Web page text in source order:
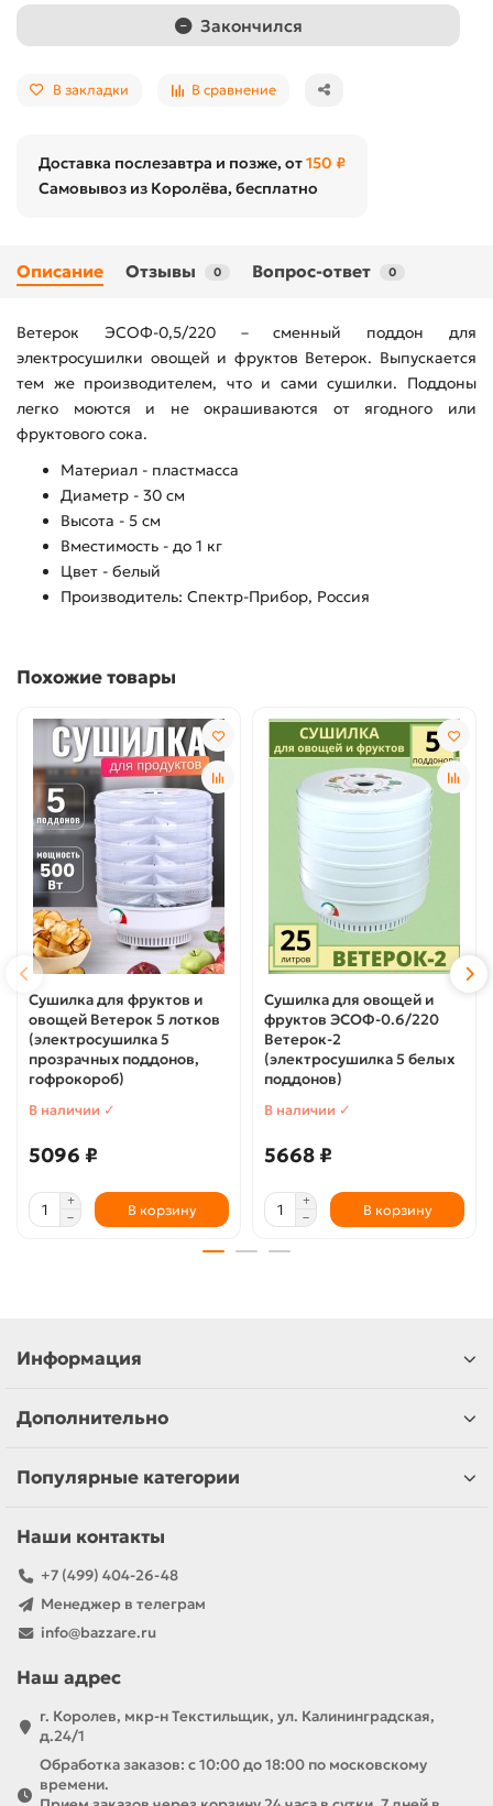
Закончился
В закладки В сравнение
Доставка послезавтра и позже, от150 ₽
Самовывоз из Королёва, бесплатно
Описание Отзывы 0 Вопрос-ответ 0
Ветерок ЭСОФ-0,5/220 – сменный поддон для
электросушилки овощей и фруктов Ветерок. Выпускается
тем же производителем, что и сами сушилки. Поддоны
легко моются и не окрашиваются от ягодного или
фруктового сока.
Материал - пластмасса
Диаметр - 30 см
Высота - 5 см
Вместимость - до 1 кг
Цвет - белый
Производитель: Спектр-Прибор, Россия
Похожие товары
Сушилка для фруктов и
овощей Ветерок 5 лотков
(электросушилка 5
прозрачных поддонов,
гофрокороб)
В наличии ✓
5096 ₽
В корзину
Сушилка для овощей и
фруктов ЭСОФ-0.6/220
Ветерок-2
(электросушилка 5 белых
поддонов)
В наличии ✓
5668 ₽
В корзину
Информация
Дополнительно
Популярные категории
Наши контакты
+7 (499) 404-26-48
Менеджер в телеграм
info@bazzare.ru
Наш адрес
г. Королев, мкр-н Текстильщик, ул. Калининградская,
д.24/1
Обработка заказов: с 10:00 до 18:00 по московскому
времени.